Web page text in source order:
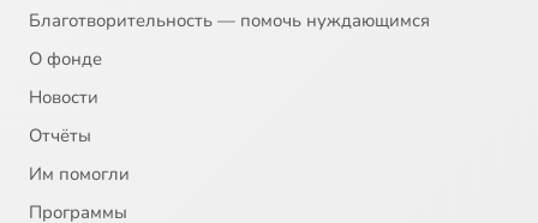
Благотворительность — помочь нуждающимся
О фонде
Новости
Отчёты
Им помогли
Программы